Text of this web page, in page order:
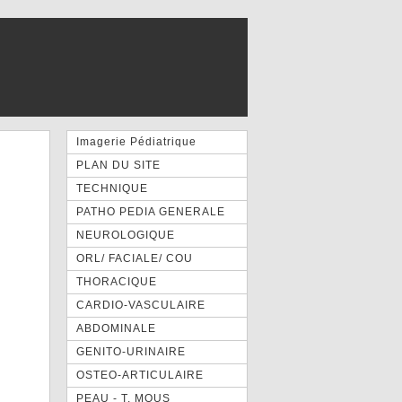
Imagerie Pédiatrique
PLAN DU SITE
TECHNIQUE
PATHO PEDIA GENERALE
NEUROLOGIQUE
ORL/ FACIALE/ COU
THORACIQUE
CARDIO-VASCULAIRE
ABDOMINALE
GENITO-URINAIRE
OSTEO-ARTICULAIRE
PEAU - T. MOUS